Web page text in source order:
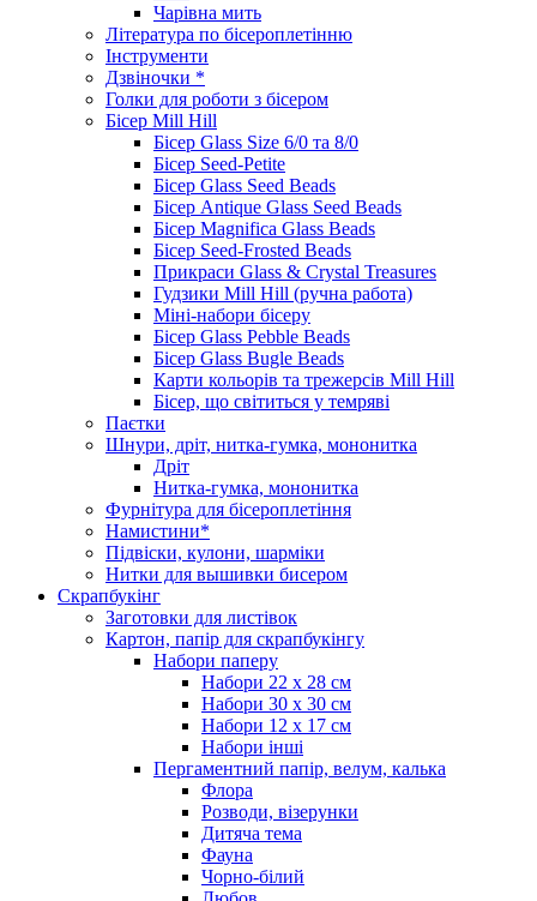
Чарівна мить
Література по бісероплетінню
Інструменти
Дзвіночки *
Голки для роботи з бісером
Бісер Mill Hill
Бісер Glass Size 6/0 та 8/0
Бісер Seed-Petite
Бісер Glass Seed Beads
Бісер Antique Glass Seed Beads
Бісер Magnifica Glass Beads
Бісер Seed-Frosted Beads
Прикраси Glass & Crystal Treasures
Гудзики Mill Hill (ручна работа)
Міні-набори бісеру
Бісер Glass Pebble Beads
Бісер Glass Bugle Beads
Карти кольорів та трежерсів Mill Hill
Бісер, що світиться у темряві
Паєтки
Шнури, дріт, нитка-гумка, мононитка
Дріт
Нитка-гумка, мононитка
Фурнітура для бісероплетіння
Намистини*
Підвіски, кулони, шарміки
Нитки для вышивки бисером
Скрапбукінг
Заготовки для листівок
Картон, папір для скрапбукінгу
Набори паперу
Набори 22 х 28 см
Набори 30 х 30 см
Набори 12 х 17 см
Набори інші
Пергаментний папір, велум, калька
Флора
Розводи, візерунки
Дитяча тема
Фауна
Чорно-білий